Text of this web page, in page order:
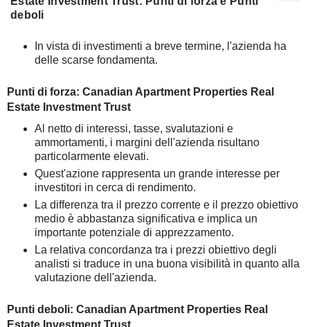
deboli
In vista di investimenti a breve termine, l'azienda ha
delle scarse fondamenta.
Punti di forza: Canadian Apartment Properties Real
Estate Investment Trust
Al netto di interessi, tasse, svalutazioni e
ammortamenti, i margini dell'azienda risultano
particolarmente elevati.
Quest'azione rappresenta un grande interesse per
investitori in cerca di rendimento.
La differenza tra il prezzo corrente e il prezzo obiettivo
medio è abbastanza significativa e implica un
importante potenziale di apprezzamento.
La relativa concordanza tra i prezzi obiettivo degli
analisti si traduce in una buona visibilità in quanto alla
valutazione dell'azienda.
Punti deboli: Canadian Apartment Properties Real
Estate Investment Trust